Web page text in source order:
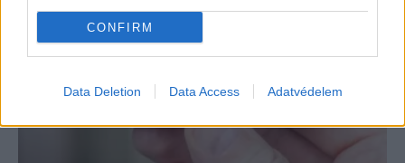
CONFIRM
Data Deletion Data Access Adatvédelem